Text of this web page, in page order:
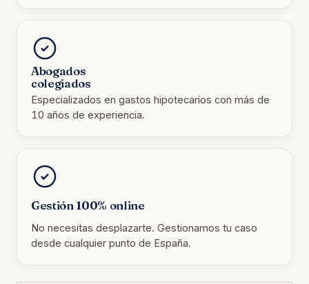
Abogados
colegiados
Especializados en gastos hipotecarios con más de
10 años de experiencia.
Gestión 100% online
No necesitas desplazarte. Gestionamos tu caso
desde cualquier punto de España.